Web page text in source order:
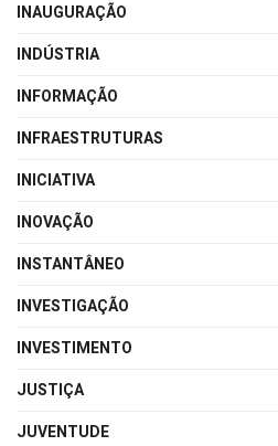
INAUGURAÇÃO
INDÚSTRIA
INFORMAÇÃO
INFRAESTRUTURAS
INICIATIVA
INOVAÇÃO
INSTANTÂNEO
INVESTIGAÇÃO
INVESTIMENTO
JUSTIÇA
JUVENTUDE